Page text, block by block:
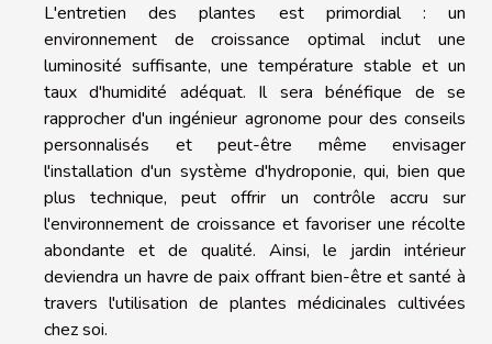
L'entretien des plantes est primordial : un
environnement de croissance optimal inclut une
luminosité suffisante, une température stable et un
taux d'humidité adéquat. Il sera bénéfique de se
rapprocher d'un ingénieur agronome pour des conseils
personnalisés et peut-être même envisager
l'installation d'un système d'hydroponie, qui, bien que
plus technique, peut offrir un contrôle accru sur
l'environnement de croissance et favoriser une récolte
abondante et de qualité. Ainsi, le jardin intérieur
deviendra un havre de paix offrant bien-être et santé à
travers l'utilisation de plantes médicinales cultivées
chez soi.